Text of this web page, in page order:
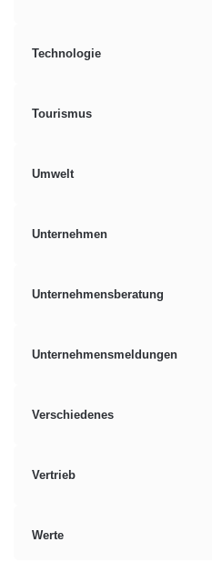
Technologie
Tourismus
Umwelt
Unternehmen
Unternehmensberatung
Unternehmensmeldungen
Verschiedenes
Vertrieb
Werte